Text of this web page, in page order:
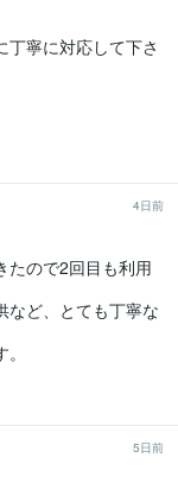
丁寧に対応して下さ
4日前
たので2回目も利用
など、とても丁寧な
5日前